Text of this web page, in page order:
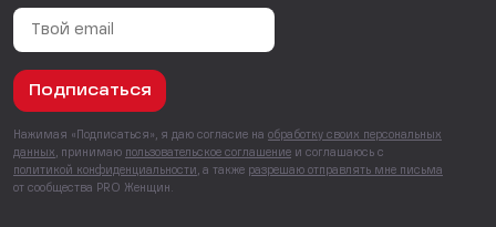
Подписаться
Нажимая «Подписаться», я даю согласие на обработку своих персональных
данных , принимаю пользовательское соглашение и соглашаюсь с
политикой конфиденциальности , а также разрешаю отправлять мне письма
от сообщества PRO Женщин.